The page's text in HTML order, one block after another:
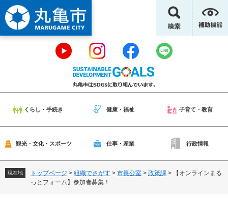
ー
ジ
の
。
ニ
ュ
ー
て
くらし・手続き 健康・福祉 子育て・教育
観光・文化・スポーツ 仕事・産業 行政情報
現在地 トップページ > 組織でさがす > 市長公室 > 政策課 >
【オンラインまる
っとフォーム】参加者募集！